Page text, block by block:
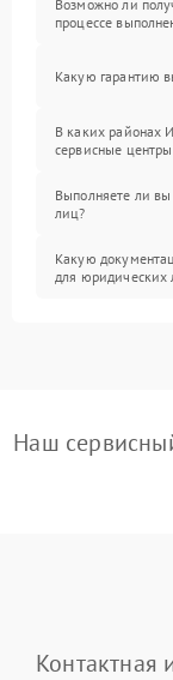
Возможно ли
процессе
Какую гарантию
В каких районах
сервисные
Выполняете ли
лиц?
Какую
для юридических
Наш
Контактная